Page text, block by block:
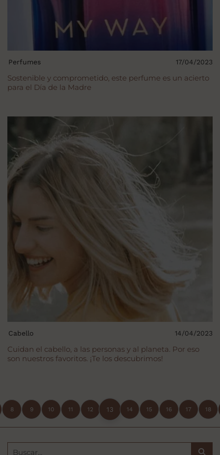
Sostenible y comprometido, este perfume es un acierto
para el Día de la Madre
Perfumes 17/04/2023
Cuidan el cabello, a las personas y al planeta. Por eso
son nuestros favoritos. ¡Te los descubrimos!
Cabello 14/04/2023
8 9 10 11 12 13 14 15 16 17 18